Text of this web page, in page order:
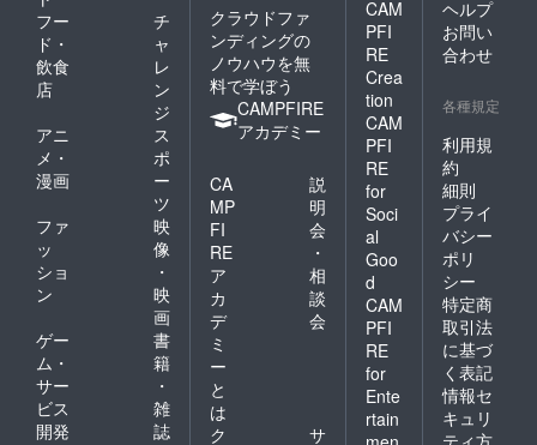
フー
ド・
飲食
店
チ
ャ
レ
ン
ジ
アニ
メ・
漫画
ス
ポ
ー
ツ
ファ
ッ
ショ
ン
映
像
・
映
画
ゲー
ム・
サー
ビス
開発
書
籍
・
雑
誌
クラウドファ
ンディングの
ノウハウを無
料で学ぼう
CAMPFIRE
アカデミー
CA
MP
FI
RE
ア
カ
デ
ミ
ー
と
は
説
明
会
・
相
談
会
ク
サ
CAM
PFI
RE
Crea
tion
CAM
PFI
RE
for
Soci
al
Goo
d
CAM
PFI
RE
for
Ente
rtain
ヘルプ
お問い
合わせ
各種規定
利用規
約
細則
プライ
バシー
ポリ
シー
特定商
取引法
に基づ
く表記
情報セ
キュリ
ティ方